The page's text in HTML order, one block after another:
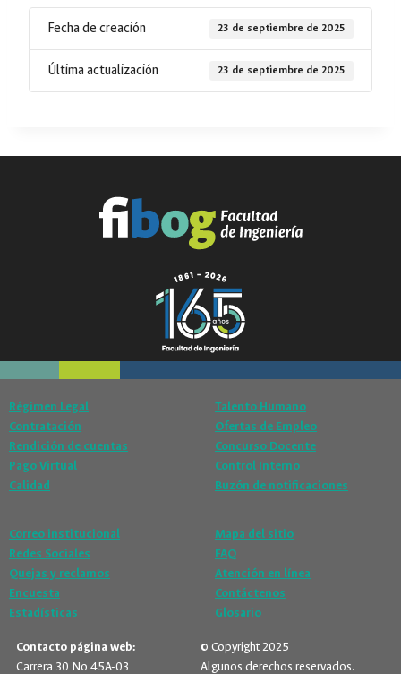
Fecha de creación 23 de septiembre de 2025
Última actualización 23 de septiembre de 2025
Régimen Legal
Contratación
Rendición de cuentas
Pago Virtual
Calidad
Talento Humano
Ofertas de Empleo
Concurso Docente
Control Interno
Buzón de notificaciones
Correo institucional
Redes Sociales
Quejas y reclamos
Encuesta
Estadísticas
Mapa del sitio
FAQ
Atención en línea
Contáctenos
Glosario
Contacto página web:
Carrera 30 No 45A-03
© Copyright 2025
Algunos derechos reservados.